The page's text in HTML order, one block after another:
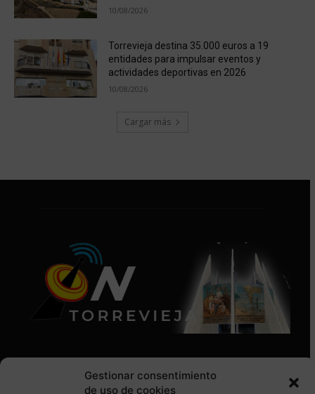
Gestionar consentimiento
de uso de cookies
10/08/2026
Torrevieja destina 35.000 euros a 19
entidades para impulsar eventos y
actividades deportivas en 2026
10/08/2026
Cargar más